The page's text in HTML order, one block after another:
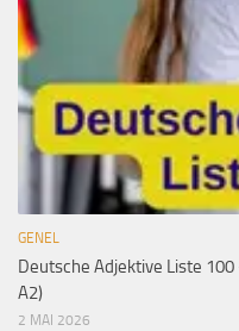
GENEL
Deutsche Adjektive Liste
A2)
2 MAI 2026